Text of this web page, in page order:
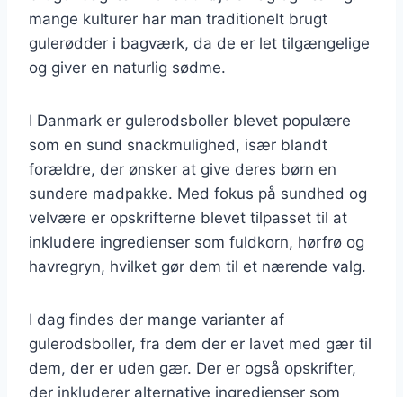
mange kulturer har man traditionelt brugt
gulerødder i bagværk, da de er let tilgængelige
og giver en naturlig sødme.
I Danmark er gulerodsboller blevet populære
som en sund snackmulighed, især blandt
forældre, der ønsker at give deres børn en
sundere madpakke. Med fokus på sundhed og
velvære er opskrifterne blevet tilpasset til at
inkludere ingredienser som fuldkorn, hørfrø og
havregryn, hvilket gør dem til et nærende valg.
I dag findes der mange varianter af
gulerodsboller, fra dem der er lavet med gær til
dem, der er uden gær. Der er også opskrifter,
der inkluderer alternative ingredienser som